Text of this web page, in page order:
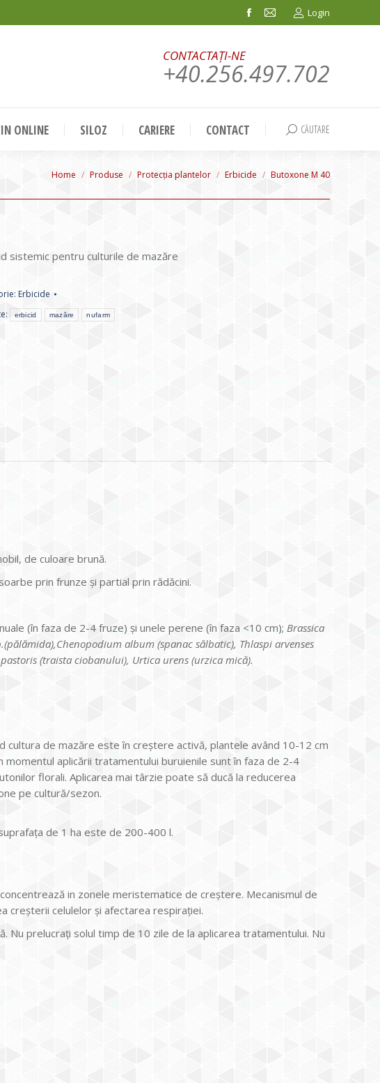
Facebook
in
window
Mail
in
window
Login
CONTACTAȚI-NE
+40.256.497.702
ONLINE SILOZ CARIERE CONTACT Search:
CĂUTARE
You are here:
Home Produse Protecția plantelor Erbicide Butoxone M 40
sistemic pentru culturile de mazăre
Erbicide
erbicid mazăre nufarm
de culoare brună.
prin frunze şi partial prin rădăcini.
(în faza de 2-4 fruze) şi unele perene (în faza <10 cm); Brassica
album (spanac sălbatic), Thlaspi arvenses
(traista ciobanului), Urtica urens (urzica mică).
de mazăre este în creştere activă, plantele având 10-12 cm
momentul aplicării tratamentului buruienile sunt în faza de 2-4
florali. Aplicarea mai târzie poate să ducă la reducerea
pe cultură/sezon.
de 1 ha este de 200-400 l.
in zonele meristematice de creştere. Mecanismul de
creşterii celulelor şi afectarea respiraţiei.
Nu prelucraţi solul timp de 10 zile de la aplicarea tratamentului. Nu